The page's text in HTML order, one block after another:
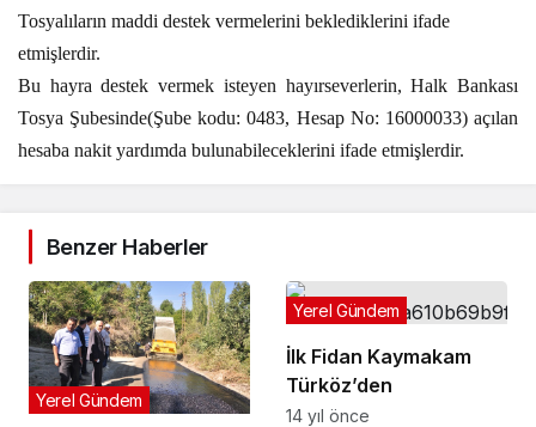
Tosyalıların maddi destek vermelerini beklediklerini ifade
etmişlerdir.
Bu hayra destek vermek isteyen hayırseverlerin, Halk Bankası
Tosya Şubesinde(Şube kodu: 0483, Hesap No: 16000033) açılan
hesaba nakit yardımda bulunabileceklerini ifade etmişlerdir.
Benzer Haberler
Yerel Gündem
İlk Fidan Kaymakam
Türköz’den
Yerel Gündem
14 yıl önce